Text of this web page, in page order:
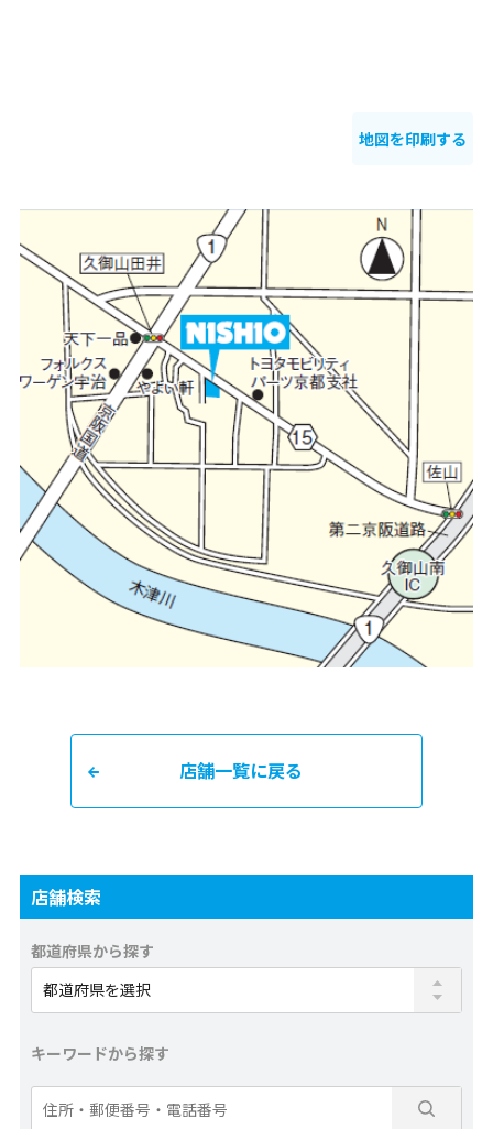
地図を印刷する
店舗一覧に戻る
店舗検索
都道府県から探す
キーワードから探す